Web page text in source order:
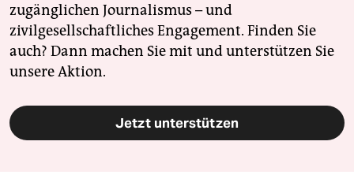
zugänglichen Journalismus – und
zivilgesellschaftliches Engagement. Finden Sie
auch? Dann machen Sie mit und unterstützen Sie
unsere Aktion.
Jetzt unterstützen